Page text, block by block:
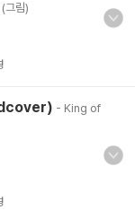
(그림)
- King of